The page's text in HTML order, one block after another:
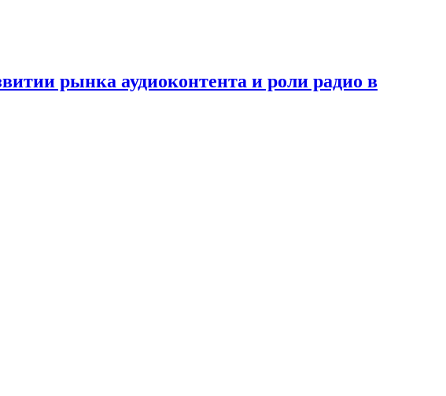
рынка аудиоконтента и роли радио в